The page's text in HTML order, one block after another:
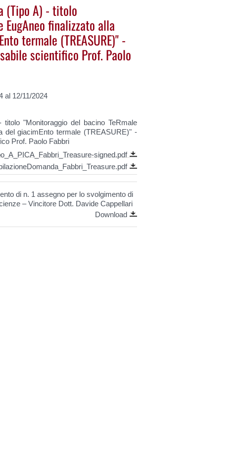
(Tipo A) - titolo
finalizzato alla
termale (TREASURE)" -
scientifico Prof. Paolo
al 12/11/2024
"Monitoraggio del bacino TeRmale
del giacimEnto termale (TREASURE)" -
Prof. Paolo Fabbri
signed.pdf
di n. 1 assegno per lo svolgimento di
– Vincitore Dott. Davide Cappellari
Download